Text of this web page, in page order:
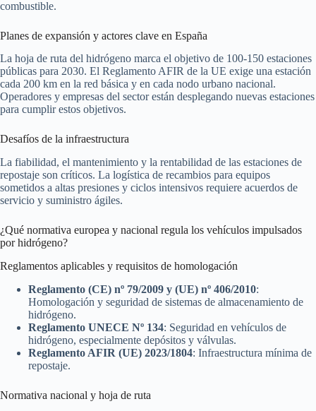
combustible.
Planes de expansión y actores clave en España
La hoja de ruta del hidrógeno marca el objetivo de 100-150 estaciones
públicas para 2030. El Reglamento AFIR de la UE exige una estación
cada 200 km en la red básica y en cada nodo urbano nacional.
Operadores y empresas del sector están desplegando nuevas estaciones
para cumplir estos objetivos.
Desafíos de la infraestructura
La fiabilidad, el mantenimiento y la rentabilidad de las estaciones de
repostaje son críticos. La logística de recambios para equipos
sometidos a altas presiones y ciclos intensivos requiere acuerdos de
servicio y suministro ágiles.
¿Qué normativa europea y nacional regula los vehículos impulsados
por hidrógeno?
Reglamentos aplicables y requisitos de homologación
Reglamento (CE) nº 79/2009 y (UE) nº 406/2010:
Homologación y seguridad de sistemas de almacenamiento de
hidrógeno.
Reglamento UNECE Nº 134: Seguridad en vehículos de
hidrógeno, especialmente depósitos y válvulas.
Reglamento AFIR (UE) 2023/1804: Infraestructura mínima de
repostaje.
Normativa nacional y hoja de ruta